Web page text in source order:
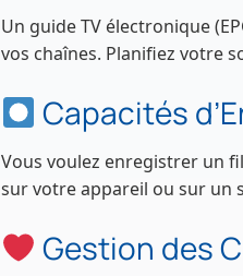
Un guide TV électronique
vos chaînes. Planifiez votre
Capacités
Vous voulez enregistrer un
sur votre appareil ou sur un
Gestion des